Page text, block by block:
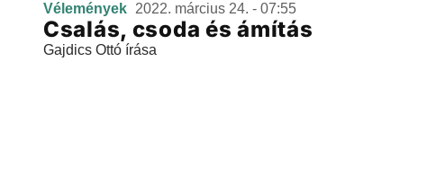
Vélemények 2022. március 24. - 07:55
Csalás, csoda és ámítás
Gajdics Ottó írása